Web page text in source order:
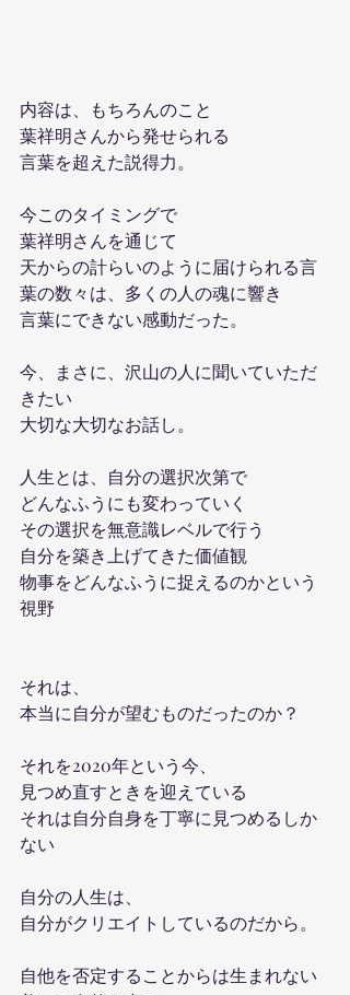
内容は、もちろんのこと
葉祥明さんから発せられる
言葉を超えた説得力。
今このタイミングで
葉祥明さんを通じて
天からの計らいのように届けられる言
葉の数々は、多くの人の魂に響き
言葉にできない感動だった。
今、まさに、沢山の人に聞いていただ
きたい
大切な大切なお話し。
人生とは、自分の選択次第で
どんなふうにも変わっていく
その選択を無意識レベルで行う
自分を築き上げてきた価値観
物事をどんなふうに捉えるのかという
視野
それは、
本当に自分が望むものだったのか？
それを2020年という今、
見つめ直すときを迎えている
それは自分自身を丁寧に見つめるしか
ない
自分の人生は、
自分がクリエイトしているのだから。
自他を否定することからは生まれない